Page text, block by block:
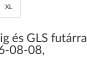
XL
és GLS futárral
08-08,